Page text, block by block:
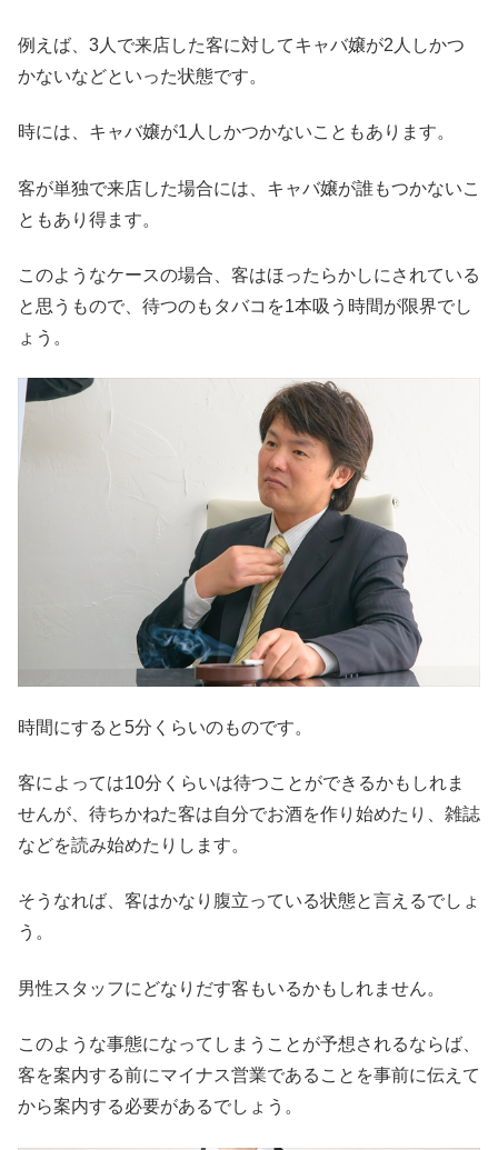
例えば、3人で来店した客に対してキャバ嬢が2人しかつ
かないなどといった状態です。
時には、キャバ嬢が1人しかつかないこともあります。
客が単独で来店した場合には、キャバ嬢が誰もつかないこ
ともあり得ます。
このようなケースの場合、客はほったらかしにされている
と思うもので、待つのもタバコを1本吸う時間が限界でし
ょう。
時間にすると5分くらいのものです。
客によっては10分くらいは待つことができるかもしれま
せんが、待ちかねた客は自分でお酒を作り始めたり、雑誌
などを読み始めたりします。
そうなれば、客はかなり腹立っている状態と言えるでしょ
う。
男性スタッフにどなりだす客もいるかもしれません。
このような事態になってしまうことが予想されるならば、
客を案内する前にマイナス営業であることを事前に伝えて
から案内する必要があるでしょう。